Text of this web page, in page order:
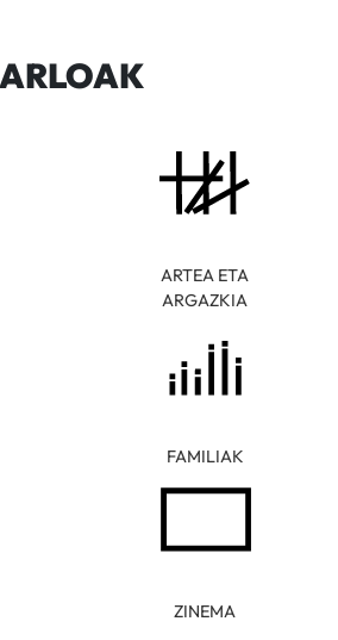
ARLOAK
ARTEA ETA
ARGAZKIA
FAMILIAK
ZINEMA